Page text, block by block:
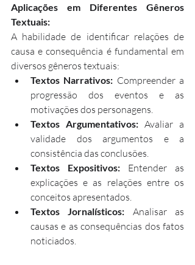
Aplicações em Diferentes Gêneros
Textuais:
A habilidade de identificar relações de
causa e consequência é fundamental em
diversos gêneros textuais:
Textos Narrativos: Compreender a
progressão dos eventos e as
motivações dos personagens.
Textos Argumentativos: Avaliar a
validade dos argumentos e a
consistência das conclusões.
Textos Expositivos: Entender as
explicações e as relações entre os
conceitos apresentados.
Textos Jornalísticos: Analisar as
causas e as consequências dos fatos
noticiados.